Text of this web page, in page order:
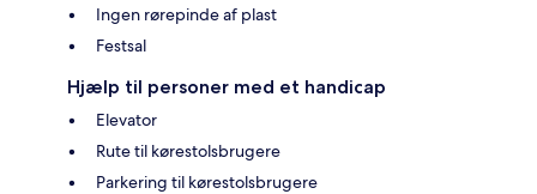
Ingen rørepinde af plast
Festsal
Hjælp til personer med et handicap
Elevator
Rute til kørestolsbrugere
Parkering til kørestolsbrugere